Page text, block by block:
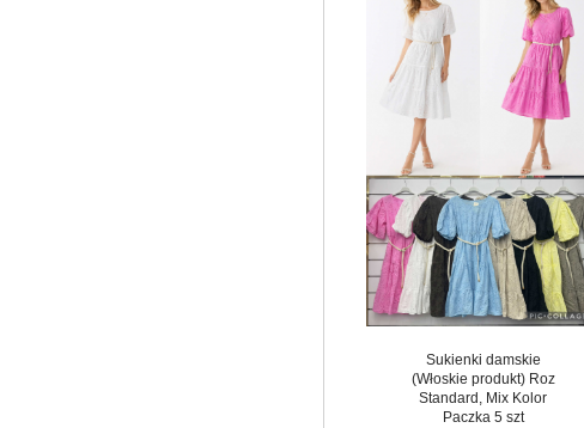
Sukienki damskie
(Włoskie produkt) Roz
Standard, Mix Kolor
Paczka 5 szt